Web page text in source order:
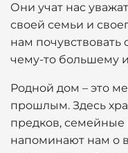
Они учат нас
своей семьи и
нам
чему-то большему
Родной дом – это
прошлым. Здесь
предков,
напоминают нам о